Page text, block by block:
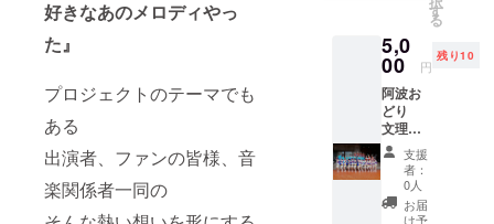
好きなあのメロディやっ
た』
プロジェクトのテーマでも
ある
出演者、ファンの皆様、音
楽関係者一同の
さんと
の オリ
ジナル
コラボ
クッ
キー＆
チョコ
ケーキ
の詰め
合わせ
返礼品:
からの
手書き
メッ
セージ
レター
＋「ゆ
りり
特製マ
スク
セッ
ト」
す
る
5,0
00 円
残り10
阿波お
どり
文理大
学連
特製
グッズ
コース
いただ
支援
者：
0人
お届
け予